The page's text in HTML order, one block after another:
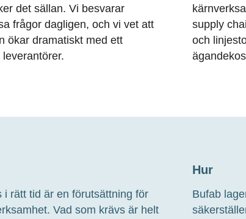
det sällan. Vi besvarar
frågor dagligen, och vi vet att
ökar dramatiskt med ett
supply
och
i rätt tid är en förutsättning för
Vad som krävs är helt
Hur
Bufab